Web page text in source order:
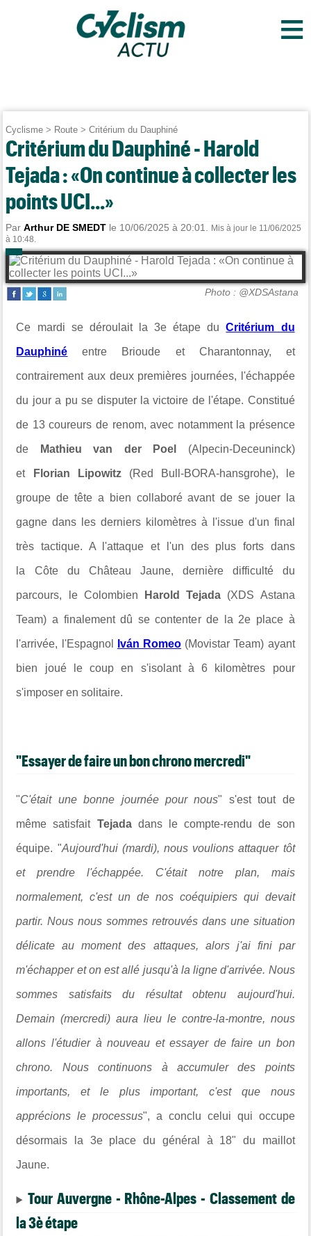
≡
Cyclisme > Route >Critérium du Dauphiné
Critérium du Dauphiné - Harold
Tejada : «On continue à collecter les
points UCI...»
ParArthur DE SMEDT le 10/06/2025 à 20:01.
Mis à jour le 11/06/2025
à 10:48.
Photo : @XDSAstana
Ce mardi se déroulait la 3e étape duCritérium du
Dauphiné entre Brioude et Charantonnay, et
contrairement aux deux premières journées, l'échappée
du jour a pu se disputer la victoire de l'étape. Constitué
de 13 coureurs de renom, avec notamment la présence
de Mathieu van der Poel (Alpecin-Deceuninck)
et Florian Lipowitz(Red Bull-BORA-hansgrohe), le
groupe de tête a bien collaboré avant de se jouer la
gagne dans les derniers kilomètres à l'issue d'un final
très tactique. A l'attaque et l'un des plus forts dans
la Côte du Château Jaune, dernière difficulté du
parcours, le Colombien Harold Tejada (XDS Astana
Team) a finalement dû se contenter de la 2e place à
l'arrivée, l'Espagnol Iván Romeo (Movistar Team) ayant
bien joué le coup en s'isolant à 6 kilomètres pour
s'imposer en solitaire.
"Essayer de faire un bon chrono mercredi"
"C'était une bonne journée pour nous" s'est tout de
même satisfait Tejadadans le compte-rendu de son
équipe. "Aujourd'hui (mardi), nous voulions attaquer tôt
et prendre l'échappée. C'était notre plan, mais
normalement, c'est un de nos coéquipiers qui devait
partir. Nous nous sommes retrouvés dans une situation
délicate au moment des attaques, alors j'ai fini par
m'échapper et on est allé jusqu'à la ligne d'arrivée. Nous
sommes satisfaits du résultat obtenu aujourd'hui.
Demain (mercredi) aura lieu le contre-la-montre, nous
allons l'étudier à nouveau et essayer de faire un bon
chrono. Nous continuons à accumuler des points
importants, et le plus important, c'est que nous
apprécions le processus", a conclu celui qui occupe
désormais la 3e place du général à 18" du maillot
Jaune.
Tour Auvergne - Rhône-Alpes - Classement de
la 3è étape